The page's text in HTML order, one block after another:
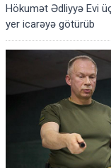
Hökumət Ədliyyə Evi
yer icarəyə götürüb